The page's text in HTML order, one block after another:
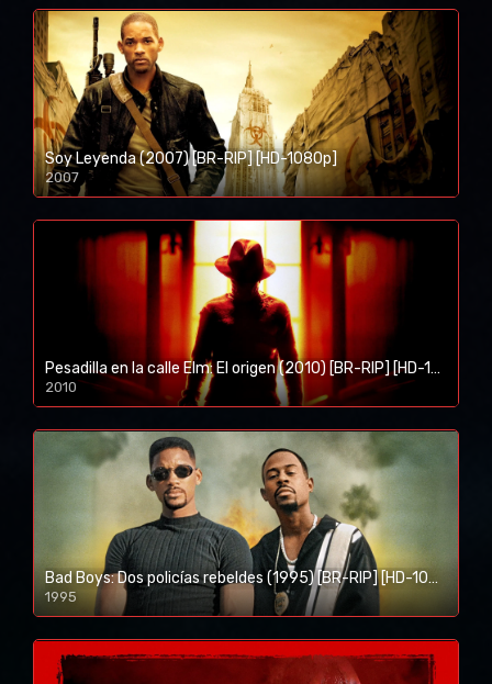
Soy Leyenda (2007) [BR-RIP] [HD-1080p]
2007
1080p/720p
Pesadilla en la calle Elm: El origen (2010) [BR-RIP] [HD-1080p]
2010
1080p/720p
Bad Boys: Dos policías rebeldes (1995) [BR-RIP] [HD-1080p]
1995
1080p/720p